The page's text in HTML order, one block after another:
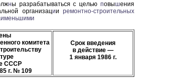
ны разрабатываться с цельюповышения
организации ремонтно-строительных
комитета
СССР
г. № 109
Срок введения
в действие —
1 января 1986 г.